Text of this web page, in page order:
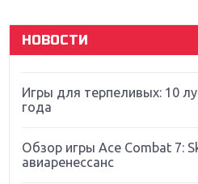
НОВОСТИ
Far Cry 5: хвалить нельзя
Игры для терпеливых: 10
года
Обзор игры Ace Combat 7:
авиаренессанс